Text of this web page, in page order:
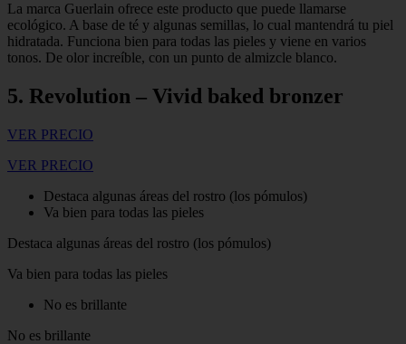
La marca Guerlain ofrece este producto que puede llamarse
ecológico. A base de té y algunas semillas, lo cual mantendrá tu piel
hidratada. Funciona bien para todas las pieles y viene en varios
tonos. De olor increíble, con un punto de almizcle blanco.
5. Revolution – Vivid baked bronzer
VER PRECIO
VER PRECIO
Destaca algunas áreas del rostro (los pómulos)
Va bien para todas las pieles
Destaca algunas áreas del rostro (los pómulos)
Va bien para todas las pieles
No es brillante
No es brillante